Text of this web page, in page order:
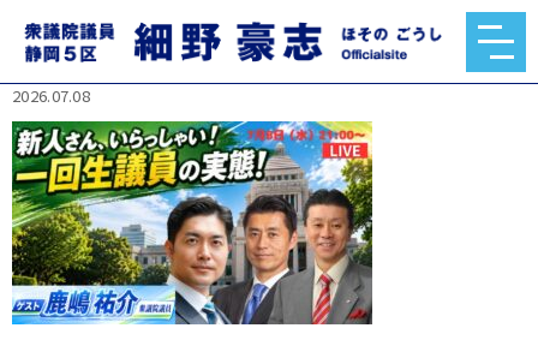
742345892_1405187748090181_56038404110007
722_n.jpg
2026.07.08